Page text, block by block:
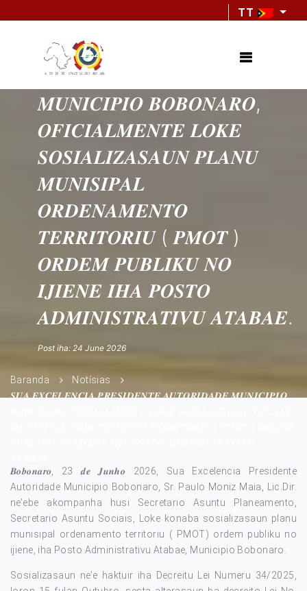
TT
𝑺𝑼𝑨 𝑬𝑿𝑪𝑬𝑳𝑬𝑵𝑪𝑰𝑨
𝑷𝑹𝑬𝑺𝑰𝑫𝑬𝑵𝑻𝑬 𝑨𝑼𝑻𝑶𝑹𝑰𝑫𝑨𝑫𝑬
𝑴𝑼𝑵𝑰𝑪𝑰𝑷𝑰𝑶 𝑩𝑶𝑩𝑶𝑵𝑨𝑹𝑶,
𝑶𝑭𝑰𝑪𝑰𝑨𝑳𝑴𝑬𝑵𝑻𝑬 𝑳𝑶𝑲𝑬
𝑺𝑶𝑺𝑰𝑨𝑳𝑰𝒁𝑨𝑺𝑨𝑼𝑵 𝑷𝑳𝑨𝑵𝑼
𝑴𝑼𝑵𝑰𝑺𝑰𝑷𝑨𝑳
𝑶𝑹𝑫𝑬𝑵𝑨𝑴𝑬𝑵𝑻𝑶
𝑻𝑬𝑹𝑹𝑰𝑻𝑶𝑹𝑰𝑼 ( 𝑷𝑴𝑶𝑻 )
𝑶𝑹𝑫𝑬𝑴 𝑷𝑼𝑩𝑳𝑰𝑲𝑼 𝑵𝑶
𝑰𝑱𝑰𝑬𝑵𝑬 𝑰𝑯𝑨 𝑷𝑶𝑺𝑻𝑶
𝑨𝑫𝑴𝑰𝑵𝑰𝑺𝑻𝑹𝑨𝑻𝑰𝑽𝑼 𝑨𝑻𝑨𝑩𝑨𝑬.
Post iha: 24 June 2026
Baranda
Notísias
𝑺𝑼𝑨 𝑬𝑿𝑪𝑬𝑳𝑬𝑵𝑪𝑰𝑨 𝑷𝑹𝑬𝑺𝑰𝑫𝑬𝑵𝑻𝑬 𝑨𝑼𝑻𝑶𝑹𝑰𝑫𝑨𝑫𝑬 𝑴𝑼𝑵𝑰𝑪𝑰𝑷𝑰𝑶
𝑩𝒐𝒃𝒐𝒏𝒂𝒓𝒐, 23 𝒅𝒆 𝑱𝒖𝒏𝒉𝒐 2026, Sua Excelencia Presidente
Autoridade Municipio Bobonaro, Sr. Paulo Moniz Maia, Lic.Dir.
ne’ebe akompanha husi Secretario Asuntu Planeamento,
Secretario Asuntu Sociais, Loke konaba sosializasaun planu
munisipal ordenamento territoriu ( PMOT) ordem publiku no
ijiene, iha Posto Administrativu Atabae, Municipio Bobonaro.
Sosializasaun ne’e haktuir iha Decreitu Lei Numeru 34/2025,